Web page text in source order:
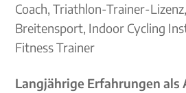
Coach, Triathlon-Trainer-
Breitensport, Indoor Cycling
Fitness Trainer
Langjährige Erfahrungen als